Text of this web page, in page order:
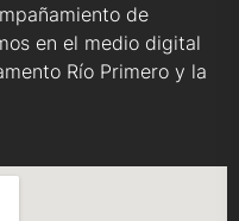
de
en el medio digital
Río Primero y la